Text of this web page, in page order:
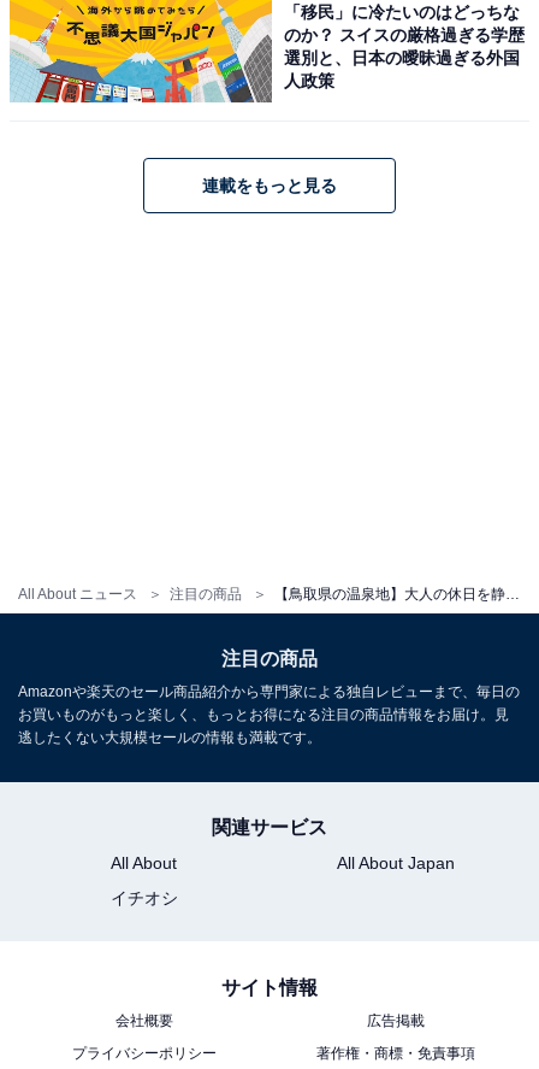
All About ニュース 注目の商品
「はわい温泉 民宿鯉の湯」は、東郷湖畔沿いにある家族
で経営する小さな民宿です。お風呂は加水・加温・塩素
消毒を一切行わない完全放流式（掛け流し）の温泉で、
れ替え制を完備。食事は、冬季かに満腹プランの松葉ガ
ニや、鳥取県産天然ブランド岩牡蠣「夏輝（なつき）」
交通手段：車：東からは鳥取道から山陰道か、中国道院
庄ICからR179北上／西からは中国道落合JCTから米子
道、R313を経てR179北上
料金
大人1名（参考価格）：15,180円
※料金は公式Webサイト参考価格
※プラン・部屋により価格は変動します
チェックイン：15:00
チェックアウト：10:00
「移民」に冷たいのはどっちな
のか？ スイスの厳格過ぎる学歴
選別と、日本の曖昧過ぎる外国
人政策
連載をもっと見る
注目の商品
Amazonや楽天のセール商品紹介から専門家による独自レビューまで、毎日の
お買いものがもっと楽しく、もっとお得になる注目の商品情報をお届け。見
逃したくない大規模セールの情報も満載です。
関連サービス
All About
All About Japan
イチオシ
サイト情報
会社概要
広告掲載
プライバシーポリシー
著作権・商標・免責事項